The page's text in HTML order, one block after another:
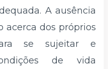
A ausência
acerca dos próprios
se sujeitar e
de vida